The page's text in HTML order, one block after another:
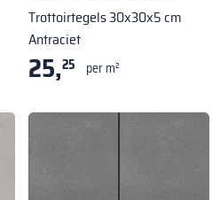
Trottoirtegels 30x30x5 cm
Antraciet
25,25 per m²